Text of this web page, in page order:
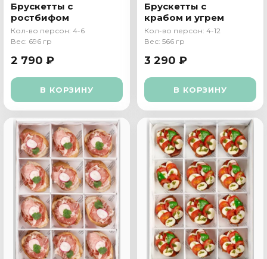
Брускетты с
ростбифом
Кол-во персон: 4-6
Вес: 696 гр
2 790 ₽
В КОРЗИНУ
Брускетты с
крабом и угрем
Кол-во персон: 4-12
Вес: 566 гр
3 290 ₽
В КОРЗИНУ